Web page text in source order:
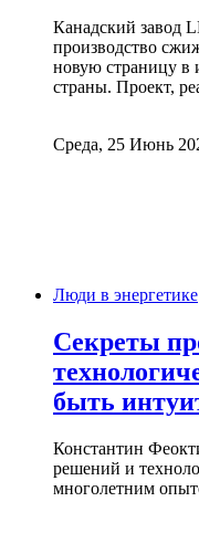
Канадский завод
производство
новую страницу в
страны. Проект,
Среда, 25 Июнь
Люди в энергетике
Секреты
быть
Константин
решений и
многолетним